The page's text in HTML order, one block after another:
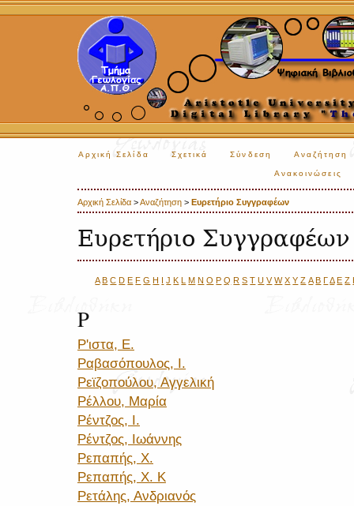
Αρχική Σελίδα Σχετικά Σύνδεση Αναζήτηση
Ανακοινώσεις
Αρχική Σελίδα >Αναζήτηση > Ευρετήριο Συγγραφέων
Ευρετήριο Συγγραφέων
A B C D E F G H I J K L M N O P Q R S T U V W X Y Z Α Β ΓΔ Ε Ζ
Ρ
Ρ'ιστα, Ε.
Ραβασόπουλος, Ι.
Ρεϊζοπούλου, Αγγελική
Ρέλλου, Μαρία
Ρέντζος, Ι.
Ρέντζος, Ιωάννης
Ρεπαπής, Χ.
Ρεπαπής, Χ. Κ
Ρετάλης, Ανδριανός